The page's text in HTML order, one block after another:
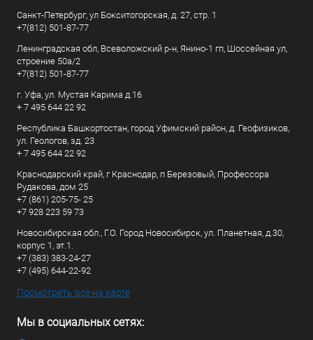
Санкт-Петербург, ул Бокситогорская, д. 27, стр. 1
+7(812) 501-87-77
Ленинградская обл, Всеволожский р-н, Янино-1 гп, Шоссейная ул,
строение 50а/2
+7(812) 501-87-77
г. Уфа, ул. Мустая Карима д.16
+ 7 495 644 22 92
Республика Башкортостан, город Уфимский район, д. Геофизиков,
ул. Геологов, зд. 23
+ 7 495 644 22 92
Краснодарский край, г Краснодар, п Березовый, Профессора
Рудакова, дом 25
+7 (861) 205-75- 25
+7 928 223 59 73
Новосибирская обл., Г.О. Город Новосибирск, ул. Планетная, д.30,
корпус 1, эт.1.
+7 (383) 383-24-27
+7 (495) 644-22-92
Посмотреть все на карте
Мы в социальных сетях: